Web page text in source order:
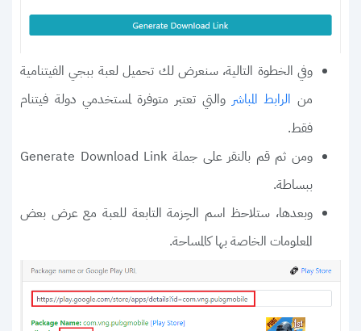
وفي الخطوة التالية، سنعرض لك تحميل لعبة ببجي الفيتنامية
من الرابط المباشر والتي تعتبر متوفرة لمستخدمي دولة فيتنام
فقط.
ومن ثم قم بالنقر على جملة Generate Download Link
ببساطة.
وبعدها، ستلاحظ اسم الحِزمة التابعة للعبة مع عرض بعض
المعلومات الخاصة بها كالمساحة.